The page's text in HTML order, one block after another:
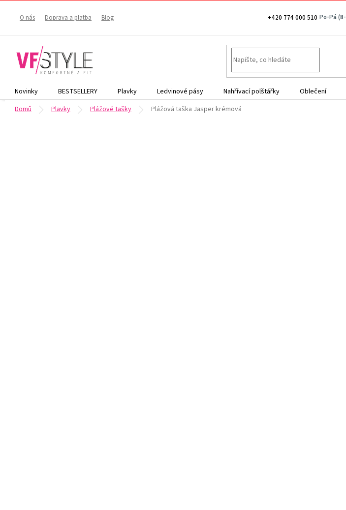
+420 774 000 510
O nás Doprava a platba Blog
Novinky BESTSELLERY Plavky Ledvinové pásy Nahřívací polštářky Oblečení
Domů
Plavky Plážové tašky Plážová taška Jasper krémová